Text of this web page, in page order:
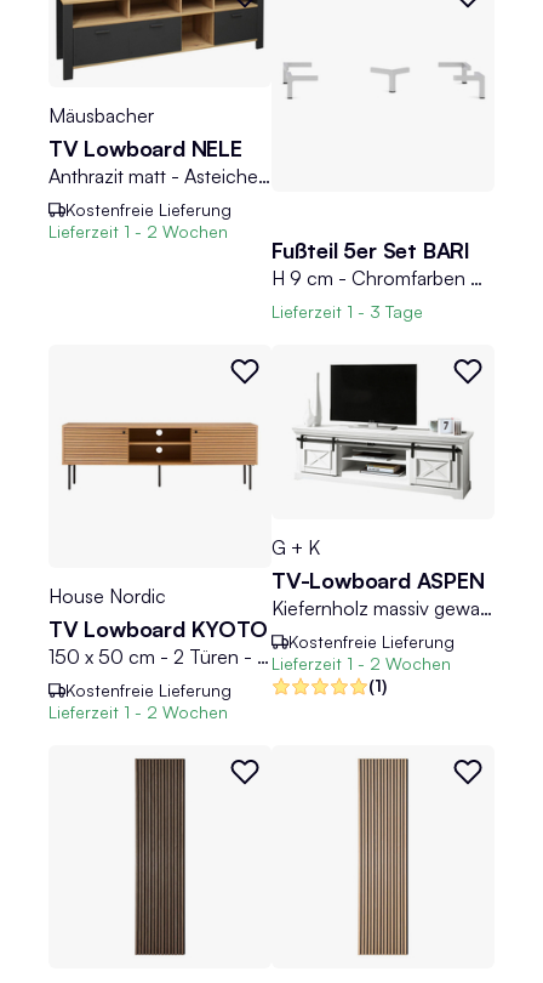
Mäusbacher
TV Lowboard NELE
Anthrazit matt - Asteiche Dekor - B 193 cm - 3 Schubladen
Kostenfreie Lieferung
Lieferzeit 1 - 2 Wochen
Fußteil 5er Set BARI
H 9 cm - Chromfarben matt - Kunststoff - 5er Set
Lieferzeit 1 - 3 Tage
House Nordic
TV Lowboard KYOTO
150 x 50 cm - 2 Türen - Braun - Schwarz - Eichenholzfurnier - MDF - Metall
Kostenfreie Lieferung
Lieferzeit 1 - 2 Wochen
G + K
TV-Lowboard ASPEN
Kiefernholz massiv gewachst - B 189 cm - 2 Rolltüren
Kostenfreie Lieferung
Lieferzeit 1 - 2 Wochen
(1)